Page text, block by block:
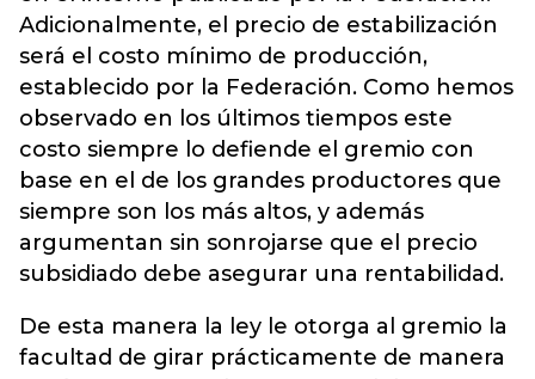
Adicionalmente, el precio de estabilización
será el costo mínimo de producción,
establecido por la Federación. Como hemos
observado en los últimos tiempos este
costo siempre lo defiende el gremio con
base en el de los grandes productores que
siempre son los más altos, y además
argumentan sin sonrojarse que el precio
subsidiado debe asegurar una rentabilidad.
De esta manera la ley le otorga al gremio la
facultad de girar prácticamente de manera